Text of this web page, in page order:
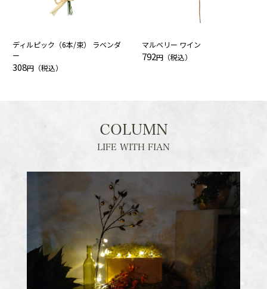
ディルピック（6本/束） ラベンダ
ー
308円（税込）
マルベリー ワイン
792円（税込）
COLUMN
LIFE WITH FIAN